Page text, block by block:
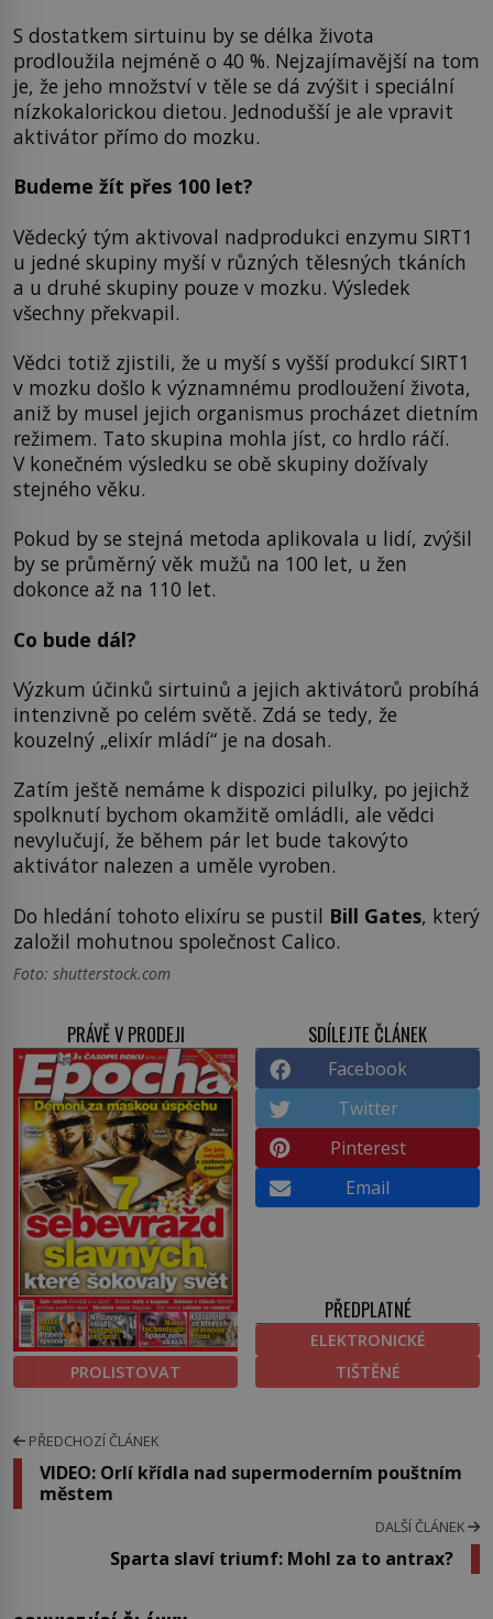
S dostatkem sirtuinu by se délka života
prodloužila nejméně o 40 %. Nejzajímavější na tom
je, že jeho množství v těle se dá zvýšit i speciální
nízkokalorickou dietou. Jednodušší je ale vpravit
aktivátor přímo do mozku.
Budeme žít přes 100 let?
Vědecký tým aktivoval nadprodukci enzymu SIRT1
u jedné skupiny myší v různých tělesných tkáních
a u druhé skupiny pouze v mozku. Výsledek
všechny překvapil.
Vědci totiž zjistili, že u myší s vyšší produkcí SIRT1
v mozku došlo k významnému prodloužení života,
aniž by musel jejich organismus procházet dietním
režimem. Tato skupina mohla jíst, co hrdlo ráčí.
V konečném výsledku se obě skupiny dožívaly
stejného věku.
Pokud by se stejná metoda aplikovala u lidí, zvýšil
by se průměrný věk mužů na 100 let, u žen
dokonce až na 110 let.
Co bude dál?
Výzkum účinků sirtuinů a jejich aktivátorů probíhá
intenzivně po celém světě. Zdá se tedy, že
kouzelný „elixír mládí“ je na dosah.
Zatím ještě nemáme k dispozici pilulky, po jejichž
spolknutí bychom okamžitě omládli, ale vědci
nevylučují, že během pár let bude takovýto
aktivátor nalezen a uměle vyroben.
Do hledání tohoto elixíru se pustil Bill Gates, který
založil mohutnou společnost Calico.
Foto: shutterstock.com
PRÁVĚ V PRODEJI
PROLISTOVAT
SDÍLEJTE ČLÁNEK
Facebook
Twitter
Pinterest
Email
PŘEDPLATNÉ
ELEKTRONICKÉ
TIŠTĚNÉ
PŘEDCHOZÍ ČLÁNEK
VIDEO: Orlí křídla nad supermoderním pouštním
městem
DALŠÍ ČLÁNEK
Sparta slaví triumf: Mohl za to antrax?